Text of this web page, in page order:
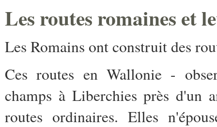
Les routes romaines et
Les Romains ont construit des
Ces routes en Wallonie -
champs à Liberchies près d'un
routes ordinaires. Elles